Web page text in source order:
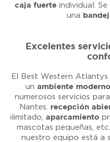
caja fuerteindividual.
una
Excelentes
El Best Western
un ambiente
numerosos servicios
Nantes: recepción
ilimitado, aparcamiento
mascotas pequeñas,
nuestro equipo está a